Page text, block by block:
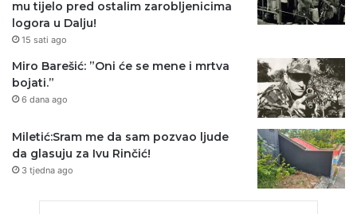
mu tijelo pred ostalim zarobljenicima
logora u Dalju!
15 sati ago
Miro Barešić: ”Oni će se mene i mrtva
bojati.”
6 dana ago
Miletić:Sram me da sam pozvao ljude
da glasuju za Ivu Rinčić!
3 tjedna ago